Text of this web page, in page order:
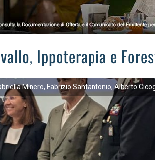
Ippoterapia e
Minero, Fabrizio Santantonio, Alberto